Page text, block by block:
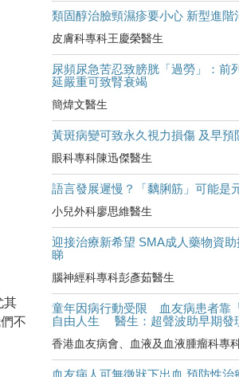
其
不
類固醇治臉頸濕疹要小心 新型進階
皮膚科專科王慶榮醫生
尿頻尿急苦忍致膀胱「過勞」：前
延嚴重可致腎衰竭
簡煒文醫生
黃斑病變可致永久視力損傷 及早預
眼科專科陳迅傑醫生
語言發展遲慢？「黐脷筋」可能是
小兒外科廖思維醫生
迎接治療新希望 SMA成人藥物資
睇
腦神經科專科彭彥茹醫生
童年因病行動受限 血友病患者靠
自由人生 醫生：超聲波助早期發
香港血友病會、血液及血液腫瘤科專
血友病人可無徵狀下出血 預防性